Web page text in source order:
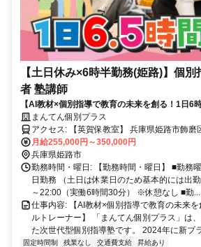
【土日休み×6時半勤務(姫路)】個
者 塾講師
【AI教材×個別指導で教育の未来を創る！1日6
しい働き方】
まんてん個別プラス
アクセス: 【英賀保教室】 兵庫県姫路市飾磨区英賀保駅前町1 ファー
ストイン英賀保駅前202 [最寄り駅] 山陽電鉄 英賀保駅 [アクセス] 英賀
保駅より徒歩約1分（駅前） 【広畑教室】 兵庫県姫路市広畑区才837-
2 [最寄り駅] 山陽電鉄 広畑駅 [アクセス] 広畑駅より徒歩約8分 【たつ
の教室】 兵庫県たつの市龍野町堂本44-7 [最寄り駅] JR姫新線 本竜野
駅 [アクセス] 本竜野駅より徒歩約1分
月給255,000円～350,000円
兵庫県姫路市
勤務時間・曜日: 【勤務時間・曜日】 ■勤務
日勤務 （土日は休業日のため基本的には出
～22:00（実働6時間30分） ※休憩なし ■勤...
仕事内容: 【AI教材×個別指導で教育の未来
ルトレーナー】 「まんてん個別プラス」は
た次世代型個別指導塾です。 2024年に新ブ
固定時間制 残業なし 交通費支給 昇給あり